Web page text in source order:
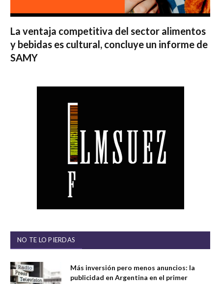
La ventaja competitiva del sector alimentos
y bebidas es cultural, concluye un informe de
SAMY
NO TE LO PIERDAS
Más inversión pero menos anuncios: la
publicidad en Argentina en el primer